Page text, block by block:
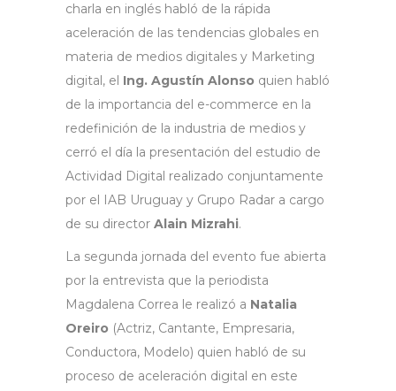
charla en inglés habló de la rápida
aceleración de las tendencias globales en
materia de medios digitales y Marketing
digital, el Ing. Agustín Alonso quien habló
de la importancia del e-commerce en la
redefinición de la industria de medios y
cerró el día la presentación del estudio de
Actividad Digital realizado conjuntamente
por el IAB Uruguay y Grupo Radar a cargo
de su director Alain Mizrahi.
La segunda jornada del evento fue abierta
por la entrevista que la periodista
Magdalena Correa le realizó a Natalia
Oreiro (Actriz, Cantante, Empresaria,
Conductora, Modelo) quien habló de su
proceso de aceleración digital en este